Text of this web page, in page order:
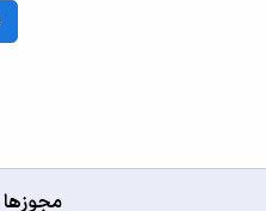
مجوزها